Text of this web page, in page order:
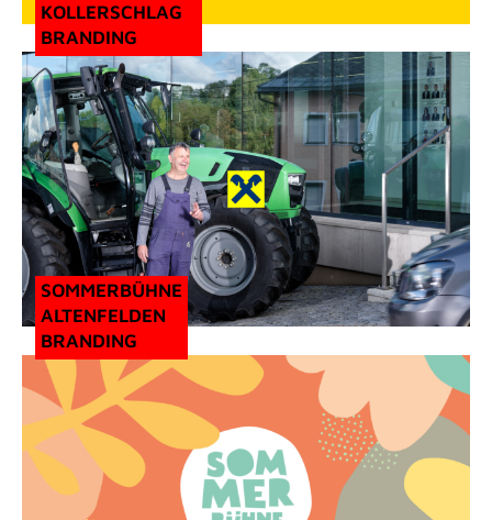
KOLLERSCHLAG
BRANDING
SOMMERBÜHNE
ALTENFELDEN
BRANDING